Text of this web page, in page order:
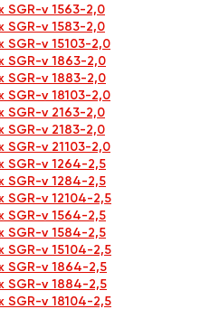
SGR-v 1563-2,0
SGR-v 1583-2,0
SGR-v 15103-2,0
SGR-v 1863-2,0
SGR-v 1883-2,0
SGR-v 18103-2,0
SGR-v 2163-2,0
SGR-v 2183-2,0
SGR-v 21103-2,0
SGR-v 1264-2,5
SGR-v 1284-2,5
SGR-v 12104-2,5
SGR-v 1564-2,5
SGR-v 1584-2,5
SGR-v 15104-2,5
SGR-v 1864-2,5
SGR-v 1884-2,5
SGR-v 18104-2,5